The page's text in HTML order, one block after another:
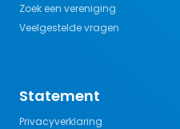
Zoek een vereniging
Veelgestelde vragen
Statement
Privacyverklaring